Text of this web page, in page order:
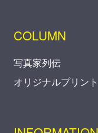
COLUMN
写真家列伝
オリジナルプリン